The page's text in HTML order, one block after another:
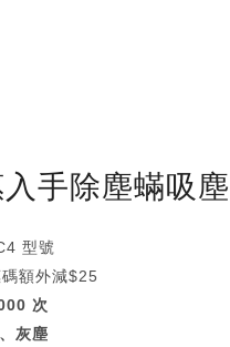
手除塵蟎吸
型號
額外減$25
次
灰塵